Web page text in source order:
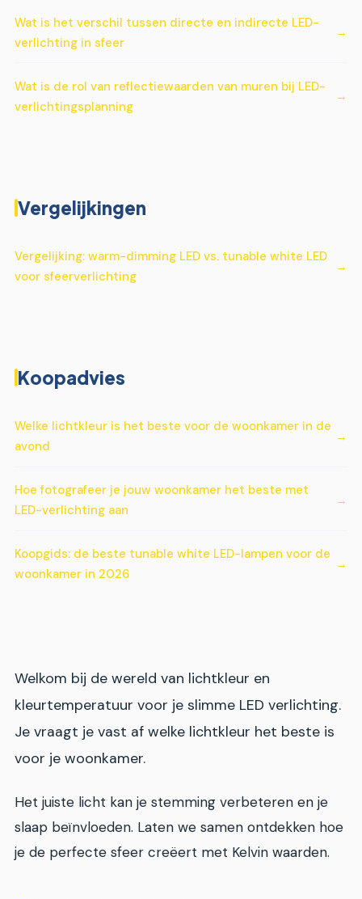
Wat is het verschil tussen directe en indirecte LED-
verlichting in sfeer
Wat is de rol van reflectiewaarden van muren bij LED-
verlichtingsplanning
Vergelijkingen
Vergelijking: warm-dimming LED vs. tunable white LED
voor sfeerverlichting
Koopadvies
Welke lichtkleur is het beste voor de woonkamer in de
avond
Hoe fotografeer je jouw woonkamer het beste met
LED-verlichting aan
Koopgids: de beste tunable white LED-lampen voor de
woonkamer in 2026
Welkom bij de wereld van lichtkleur en
kleurtemperatuur voor je slimme LED verlichting.
Je vraagt je vast af welke lichtkleur het beste is
voor je woonkamer.
Het juiste licht kan je stemming verbeteren en je
slaap beïnvloeden. Laten we samen ontdekken hoe
je de perfecte sfeer creëert met Kelvin waarden.